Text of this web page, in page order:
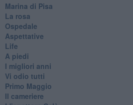
Marina di Pisa
La rosa
Ospedale
Aspettative
Life
A piedi
I migliori anni
Vi odio tutti
Primo Maggio
Il cameriere